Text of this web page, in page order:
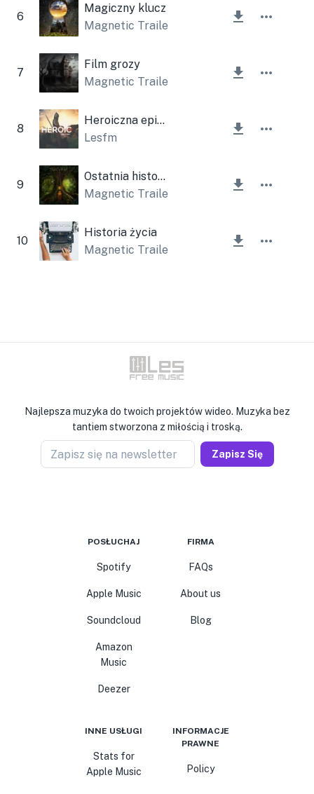
6
Magiczny klucz
Magnetic Trailer
7
Film grozy
Magnetic Trailer
8
Heroiczna epicka historia
Lesfm
9
Ostatnia historia
Magnetic Trailer
10
Historia życia
Magnetic Trailer
Najlepsza muzyka do twoich projektów wideo. Muzyka bez
tantiem stworzona z miłością i troską.
Zapisz się na newsletter Zapisz Się
POSŁUCHAJ
Spotify
Apple Music
Soundcloud
Amazon
Music
Deezer
FIRMA
FAQs
About us
Blog
INNE USŁUGI
Stats for
Apple Music
INFORMACJE
PRAWNE
Policy